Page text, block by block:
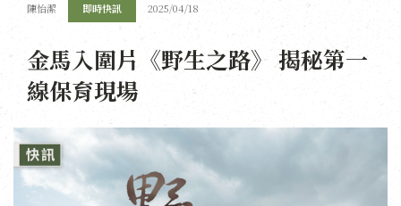
陳怡潔 即時快訊 2025/04/18
金馬入圍片《野生之路》 揭秘第一
線保育現場